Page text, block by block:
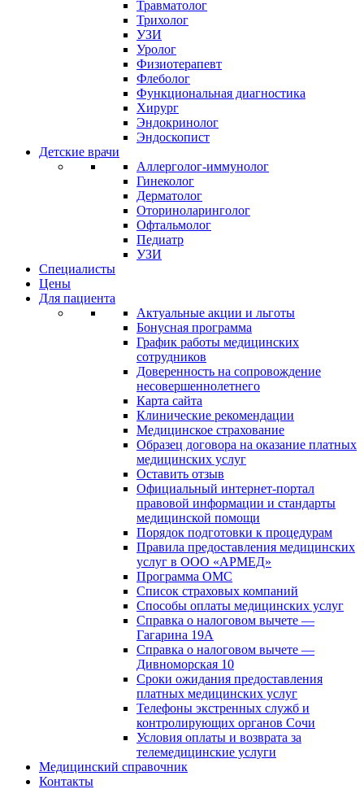
Травматолог
Трихолог
УЗИ
Уролог
Физиотерапевт
Флеболог
Функциональная диагностика
Хирург
Эндокринолог
Эндоскопист
Детские врачи
Аллерголог-иммунолог
Гинеколог
Дерматолог
Оториноларинголог
Офтальмолог
Педиатр
УЗИ
Специалисты
Цены
Для пациента
Актуальные акции и льготы
Бонусная программа
График работы медицинских
сотрудников
Доверенность на сопровождение
несовершеннолетнего
Карта сайта
Клинические рекомендации
Медицинское страхование
Образец договора на оказание платных
медицинских услуг
Оставить отзыв
Официальный интернет-портал
правовой информации и стандарты
медицинской помощи
Порядок подготовки к процедурам
Правила предоставления медицинских
услуг в ООО «АРМЕД»
Программа ОМС
Список страховых компаний
Способы оплаты медицинских услуг
Справка о налоговом вычете —
Гагарина 19А
Справка о налоговом вычете —
Дивноморская 10
Сроки ожидания предоставления
платных медицинских услуг
Телефоны экстренных служб и
контролирующих органов Сочи
Условия оплаты и возврата за
телемедицинские услуги
Медицинский справочник
Контакты